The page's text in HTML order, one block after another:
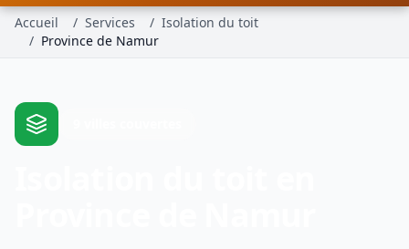
Accueil / Services / Isolation du toit
/ Province de Namur